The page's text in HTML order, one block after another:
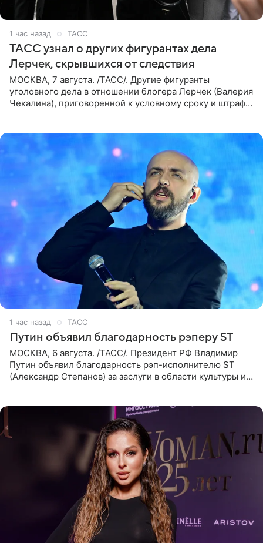
1 час назад ТАСС
ТАСС узнал о других фигурантах дела
Лерчек, скрывшихся от следствия
МОСКВА, 7 августа. /ТАСС/. Другие фигуранты
уголовного дела в отношении блогера Лерчек (Валерия
Чекалина), приговоренной к условному сроку и штрафу,
1 час назад ТАСС
Путин объявил благодарность рэперу ST
МОСКВА, 6 августа. /ТАСС/. Президент РФ Владимир
Путин объявил благодарность рэп-исполнителю ST
(Александр Степанов) за заслуги в области культуры и